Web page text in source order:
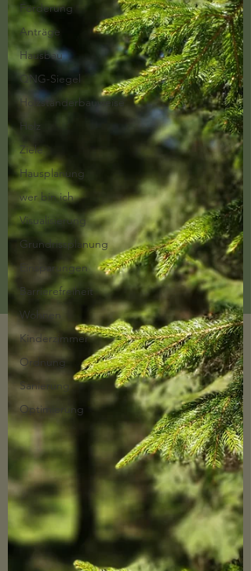
Förderung
Anträge
Hausbau
QNG-Siegel
Holzständerbauweise
Holz
Ziele
Hausplanung
wer bin ich
Visualisierung
Grundrissplanung
Einsparungen
Barrierefreiheit
Wohnen
Kinderzimmer
Ordnung
Sanierung
Optimierung